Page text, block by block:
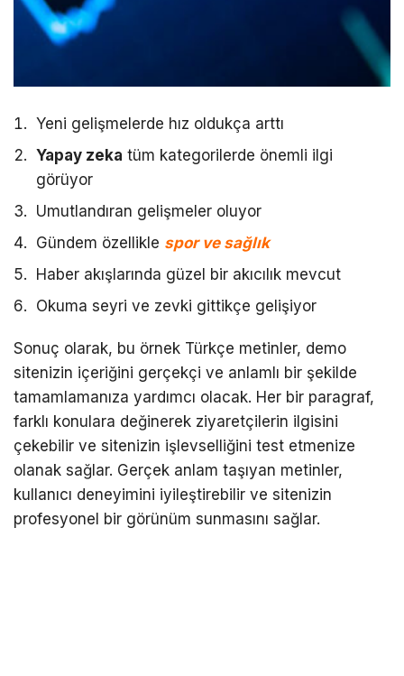
Yeni gelişmelerde hız oldukça arttı
Yapay zeka tüm kategorilerde önemli ilgi
görüyor
Umutlandıran gelişmeler oluyor
Gündem özellikle spor ve sağlık
Haber akışlarında güzel bir akıcılık mevcut
Okuma seyri ve zevki gittikçe gelişiyor
Sonuç olarak, bu örnek Türkçe metinler, demo
sitenizin içeriğini gerçekçi ve anlamlı bir şekilde
tamamlamanıza yardımcı olacak. Her bir paragraf,
farklı konulara değinerek ziyaretçilerin ilgisini
çekebilir ve sitenizin işlevselliğini test etmenize
olanak sağlar. Gerçek anlam taşıyan metinler,
kullanıcı deneyimini iyileştirebilir ve sitenizin
profesyonel bir görünüm sunmasını sağlar.